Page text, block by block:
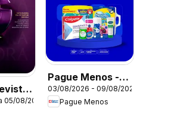
08/2026
Pague Menos -
Catálogo atual
03/08/2026 - 09/08/2026
Pague Menos